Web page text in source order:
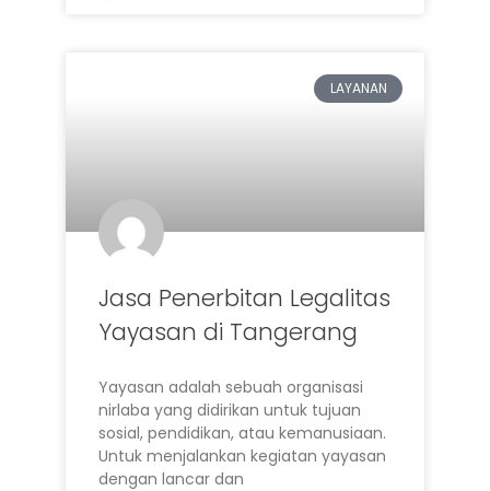
LAYANAN
Jasa Penerbitan Legalitas
Yayasan di Tangerang
Yayasan adalah sebuah organisasi
nirlaba yang didirikan untuk tujuan
sosial, pendidikan, atau kemanusiaan.
Untuk menjalankan kegiatan yayasan
dengan lancar dan